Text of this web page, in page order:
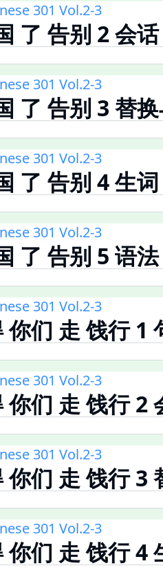
301 Vol.2-3
了 告别 2 会话
301 Vol.2-3
了 告别 3 替
301 Vol.2-3
了 告别 4 生词
301 Vol.2-3
了 告别 5 语
301 Vol.2-3
你们 走 饯行 1
301 Vol.2-3
你们 走 饯行 2
301 Vol.2-3
你们 走 饯行 3
301 Vol.2-3
你们 走 饯行 4